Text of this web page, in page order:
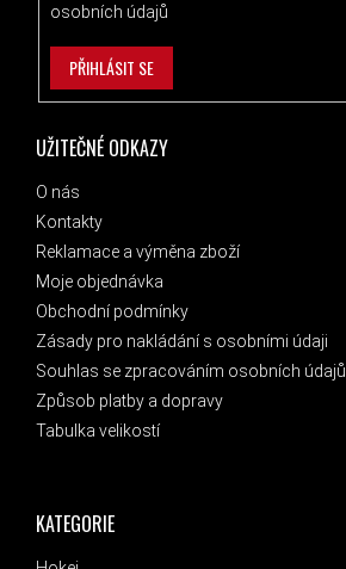
KATEGORIE
UŽITEČNÉ ODKAZY
O nás
Kontakty
Reklamace a výměna zboží
Moje objednávka
Obchodní podmínky
Zásady pro nakládání s osobními údaji
Souhlas se zpracováním osobních údajů
Způsob platby a dopravy
Tabulka velikostí
osobních údajů
PŘIHLÁSIT SE